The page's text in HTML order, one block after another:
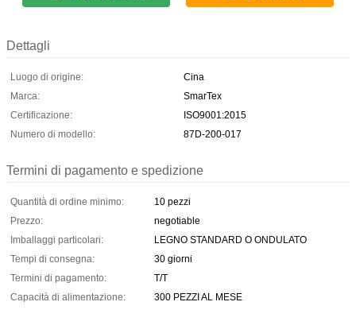
Dettagli
Luogo di origine:
Cina
Marca:
SmarTex
Certificazione:
ISO9001:2015
Numero di modello:
87D-200-017
Termini di pagamento e spedizione
Quantità di ordine minimo:
10 pezzi
Prezzo:
negotiable
Imballaggi particolari:
LEGNO STANDARD O ONDULATO
Tempi di consegna:
30 giorni
Termini di pagamento:
T/T
Capacità di alimentazione:
300 PEZZI AL MESE